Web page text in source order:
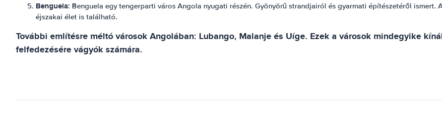
Benguela: Benguela egy tengerparti város Angola nyugati részén. Gyönyörű strandjairól és gyarmati építészetéről ismert.
éjszakai élet is található.
További említésre méltó városok Angolában: Lubango, Malanje és Uíge. Ezek a városok mindegyike
felfedezésére vágyók számára.